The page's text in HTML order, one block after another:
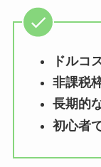
ドルコ
非課税
長期的
初心者